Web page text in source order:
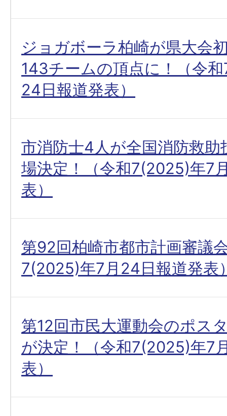
ジョガボーラ柏崎が県大会
143チームの頂点に！（令
24日報道発表）
市消防士4人が全国消防救助
場決定！（令和7(2025)年7
表）
第92回柏崎市都市計画審議
7(2025)年7月24日報道発表
第12回市民大運動会のポス
が決定！（令和7(2025)年7
表）